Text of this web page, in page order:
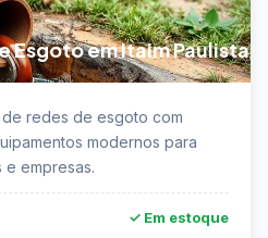
Esgoto em Itaim Paulista
redes de esgoto com
modernos para
e empresas.
✓ Em estoque